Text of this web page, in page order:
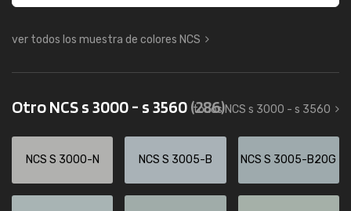
ver todos los muestra de colores NCS
Otro NCS s 3000 - s 3560(286)
todos NCS s 3000 - s 3560
NCS S 3000-N NCS S 3005-B NCS S 3005-B20G